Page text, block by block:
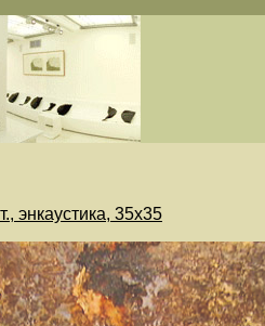
энкаустика, 35х35